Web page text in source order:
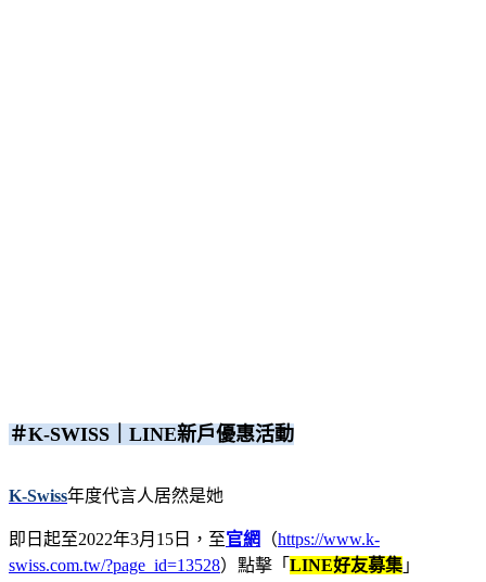
＃K-SWISS｜LINE新戶優惠活動
K-Swiss年度代言人居然是她
即日起至2022年3月15日，至官網 （https://www.k-
swiss.com.tw/?page_id=13528）點擊「 LINE好友募集 」